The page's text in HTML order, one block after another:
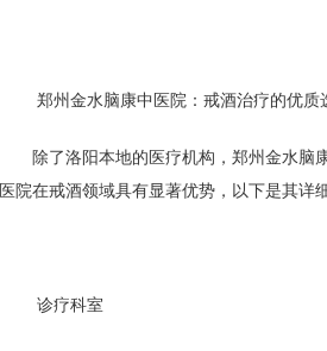
郑州金水脑康中医院：戒酒治疗的优质
除了洛阳本地的医疗机构，郑州金水脑
医院在戒酒领域具有显著优势，以下是其详
诊疗科室